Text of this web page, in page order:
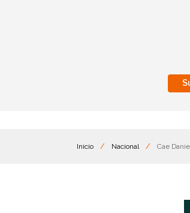
Inicio / Nacional / Cae